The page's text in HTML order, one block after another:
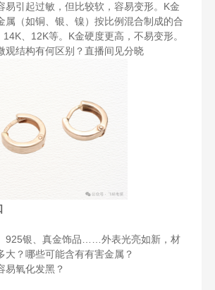
易引起过敏，但比较软，容易变形。K金
属（如铜、银、镍）按比例混合制成的合
、12K等。K金硬度更高，不易变形。
观结构有何区别？直播间见分晓
925银、真金饰品……外表光亮如新，材
大？哪些可能含有有害金属？
易氧化发黑？